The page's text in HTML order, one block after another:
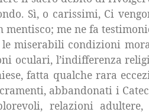
Sì, o carissimi, Ci
me ne fa
miserabili condizioni
oculari, l’indifferenza
fatta qualche rara
abbandonati i
relazioni